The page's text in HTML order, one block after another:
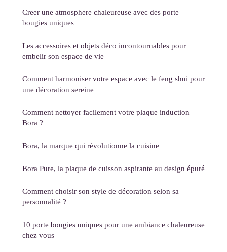
Creer une atmosphere chaleureuse avec des porte
bougies uniques
Les accessoires et objets déco incontournables pour
embelir son espace de vie
Comment harmoniser votre espace avec le feng shui pour
une décoration sereine
Comment nettoyer facilement votre plaque induction
Bora ?
Bora, la marque qui révolutionne la cuisine
Bora Pure, la plaque de cuisson aspirante au design épuré
Comment choisir son style de décoration selon sa
personnalité ?
10 porte bougies uniques pour une ambiance chaleureuse
chez vous